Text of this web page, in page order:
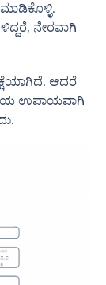
ನೇರವಾಗಿ
ಆದರೆ
ಉಪಾಯವಾಗಿ